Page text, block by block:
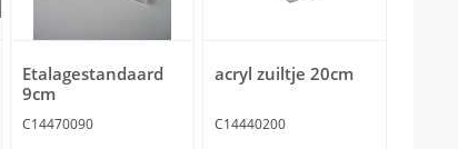
Etalagestandaard
9cm
C14470090
acryl zuiltje 20cm
C14440200